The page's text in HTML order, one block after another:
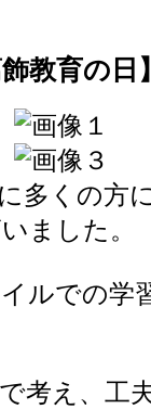
飾教育の
多くの方
ました。
ルでの学
で考え、工